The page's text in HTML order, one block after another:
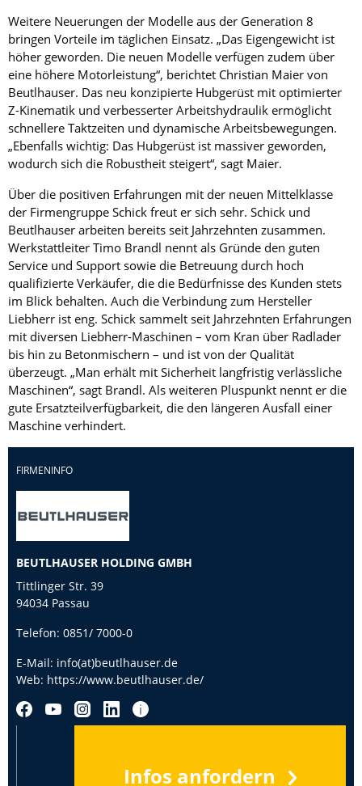
Weitere Neuerungen der Modelle aus der Generation 8
bringen Vorteile im täglichen Einsatz. „Das Eigengewicht ist
höher geworden. Die neuen Modelle verfügen zudem über
eine höhere Motorleistung“, berichtet Christian Maier von
Beutlhauser. Das neu konzipierte Hubgerüst mit optimierter
Z-Kinematik und verbesserter Arbeitshydraulik ermöglicht
schnellere Taktzeiten und dynamische Arbeitsbewegungen.
„Ebenfalls wichtig: Das Hubgerüst ist massiver geworden,
wodurch sich die Robustheit steigert“, sagt Maier.
Über die positiven Erfahrungen mit der neuen Mittelklasse
der Firmengruppe Schick freut er sich sehr. Schick und
Beutlhauser arbeiten bereits seit Jahrzehnten zusammen.
Werkstattleiter Timo Brandl nennt als Gründe den guten
Service und Support sowie die Betreuung durch hoch
qualifizierte Verkäufer, die die Bedürfnisse des Kunden stets
im Blick behalten. Auch die Verbindung zum Hersteller
Liebherr ist eng. Schick sammelt seit Jahrzehnten Erfahrungen
mit diversen Liebherr-Maschinen – vom Kran über Radlader
bis hin zu Betonmischern – und ist von der Qualität
überzeugt. „Man erhält mit Sicherheit langfristig verlässliche
Maschinen“, sagt Brandl. Als weiteren Pluspunkt nennt er die
gute Ersatzteilverfügbarkeit, die den längeren Ausfall einer
Maschine verhindert.
FIRMENINFO
BEUTLHAUSER HOLDING GMBH
Tittlinger Str. 39
94034 Passau
Telefon: 0851/ 7000-0
E-Mail: info(at)beutlhauser.de
Web: https://www.beutlhauser.de/
Infos anfordern